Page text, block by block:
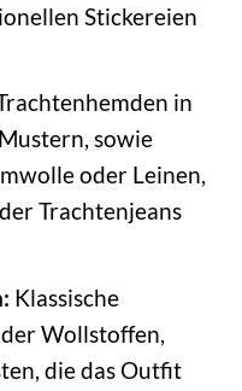
Stickereien
in
sowie
oder Leinen,
Trachtenjeans
Klassische
Wollstoffen,
die das Outfit